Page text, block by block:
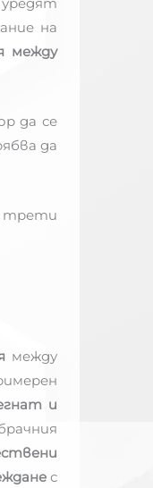
на
между
да се
да
трети
между
и
с